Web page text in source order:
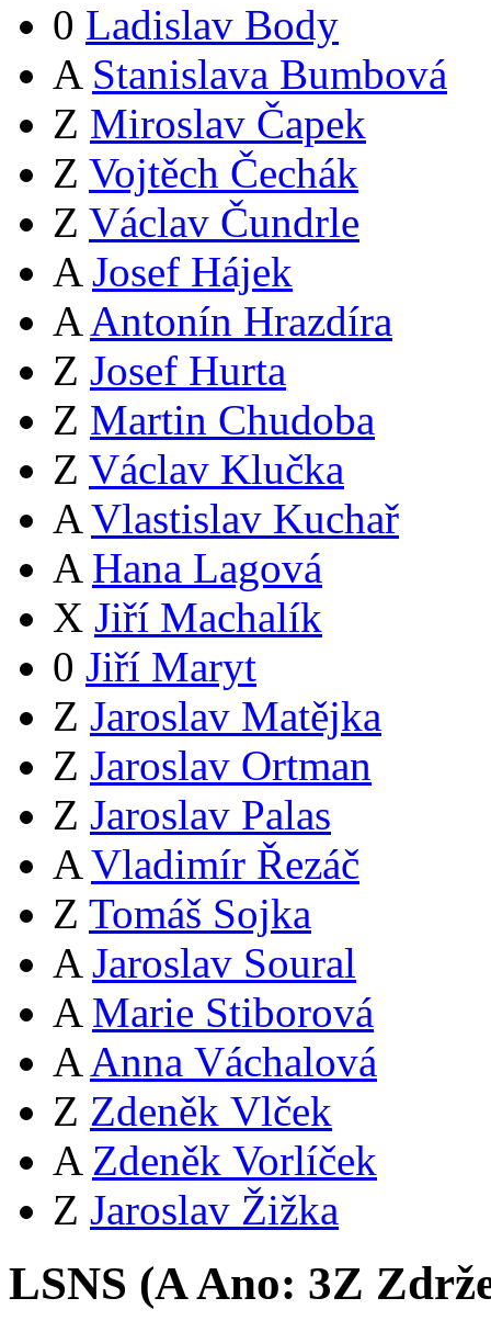
0 Ladislav Body
A Stanislava Bumbová
Z Miroslav Čapek
Z Vojtěch Čechák
Z Václav Čundrle
A Josef Hájek
A Antonín Hrazdíra
Z Josef Hurta
Z Martin Chudoba
Z Václav Klučka
A Vlastislav Kuchař
A Hana Lagová
X Jiří Machalík
0 Jiří Maryt
Z Jaroslav Matějka
Z Jaroslav Ortman
Z Jaroslav Palas
A Vladimír Řezáč
Z Tomáš Sojka
A Jaroslav Soural
A Marie Stiborová
A Anna Váchalová
Z Zdeněk Vlček
A Zdeněk Vorlíček
Z Jaroslav Žižka
LSNS (AAno: 3Z